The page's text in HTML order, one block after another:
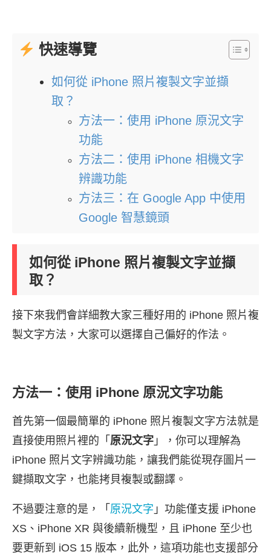
快速導覽
如何從 iPhone 照片複製文字並擷
取？
方法一：使用 iPhone 原況文字
功能
方法二：使用 iPhone 相機文字
辨識功能
方法三：在 Google App 中使用
Google 智慧鏡頭
如何從 iPhone 照片複製文字並擷
取？
接下來我們會詳細教大家三種好用的 iPhone 照片複
製文字方法，大家可以選擇自己偏好的作法。
方法一：使用 iPhone 原況文字功能
首先第一個最簡單的 iPhone 照片複製文字方法就是
直接使用照片裡的「 原況文字 」，你可以理解為
iPhone 照片文字辨識功能，讓我們能從現存圖片一
鍵擷取文字，也能拷貝複製或翻譯。
不過要注意的是，「 原況文字 」功能僅支援 iPhone
XS、iPhone XR 與後續新機型，且 iPhone 至少也
要更新到 iOS 15 版本，此外，這項功能也支援部分